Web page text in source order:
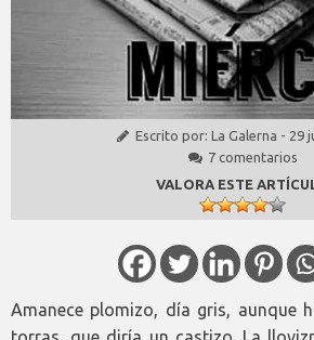
Escrito por: La Galerna - 29
7 comentarios
VALORA ESTE
Amanece plomizo, día gris, aunque